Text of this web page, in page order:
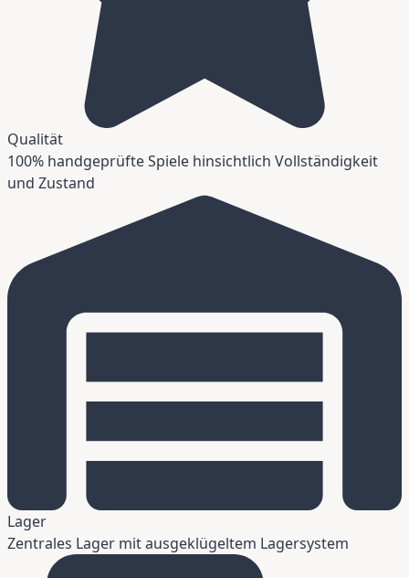
Qualität
100% handgeprüfte Spiele hinsichtlich Vollständigkeit
und Zustand
Lager
Zentrales Lager mit ausgeklügeltem Lagersystem